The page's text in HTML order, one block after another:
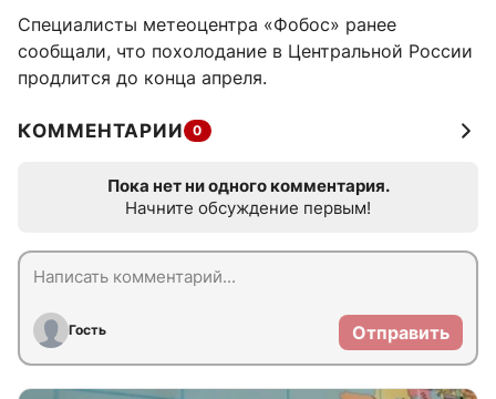
Специалисты метеоцентра «Фобос» ранее
сообщали, что похолодание в Центральной России
продлится до конца апреля.
КОММЕНТАРИИ 0
Пока нет ни одного комментария.
Начните обсуждение первым!
Гость Отправить